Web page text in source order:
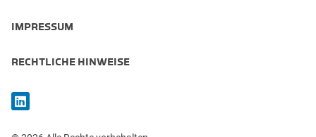
IMPRESSUM
RECHTLICHE HINWEISE